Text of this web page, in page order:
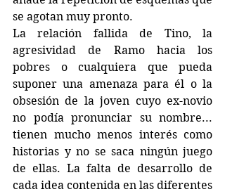
se agotan muy pronto.
La relación fallida de Tino, la
agresividad de Ramo hacia los
pobres o cualquiera que pueda
suponer una amenaza para él o la
obsesión de la joven cuyo ex-novio
no podía pronunciar su nombre...
tienen mucho menos interés como
historias y no se saca ningún juego
de ellas. La falta de desarrollo de
cada idea contenida en las diferentes